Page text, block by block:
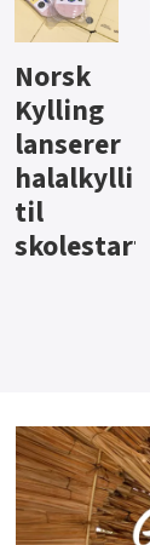
Knalltall
for Açai
Bowl